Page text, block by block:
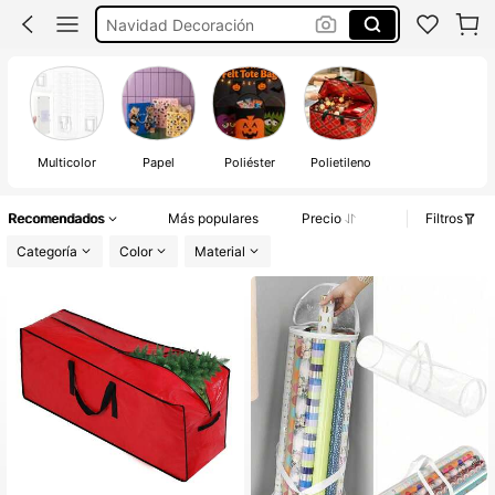
Bolsa Arbol Navidad
Navidad
Multicolor Papel Poliéster Polietileno
Recomendados Más populares Precio
Filtros
Categoría
Color Material